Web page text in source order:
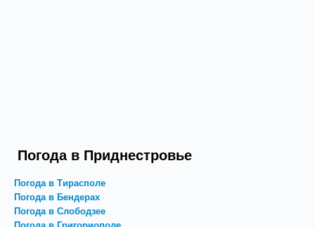
Погода в Приднестровье
Погода в Тирасполе
Погода в Бендерах
Погода в Слободзее